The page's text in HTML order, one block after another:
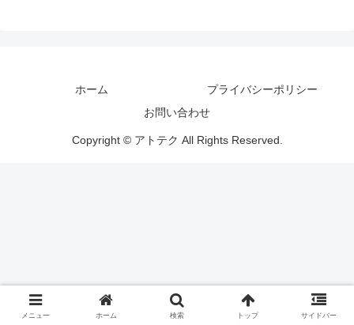
ホーム
プライバシーポリシー
お問い合わせ
Copyright © アトテク All Rights Reserved.
メニュー ホーム 検索 トップ サイドバー